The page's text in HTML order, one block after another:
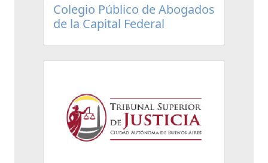
Colegio Público de Abogados
de la Capital Federal